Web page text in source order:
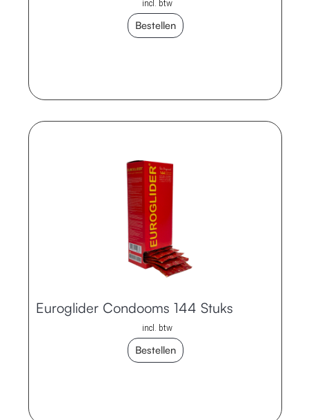
incl. btw
Bestellen
Euroglider Condooms 144 Stuks
incl. btw
Bestellen